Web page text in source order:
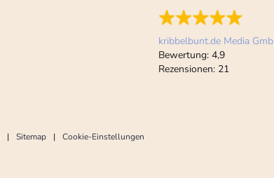
Sitemap Cookie-Einstellungen
kribbelbunt.de Media
Bewertung: 4,9
Rezensionen: 21